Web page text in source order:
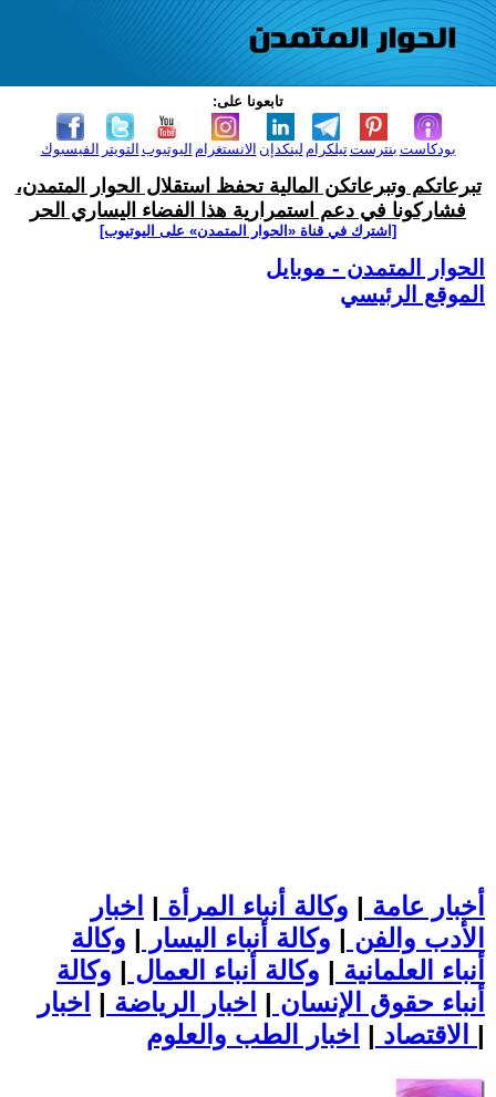
تابعونا على:
الفيسبوك التويتر اليوتيوب الانستغرام لينكدإن تيلكرامبنترست بودكاست
تبرعاتكم وتبرعاتكن المالية تحفظ استقلال الحوار المتمدن،
فشاركونا في دعم استمرارية هذا الفضاء اليساري الحر
[اشترك في قناة ‫«الحوار المتمدن» على اليوتيوب]
الحوار المتمدن - موبايل
الموقع الرئيسي
أخبار عامة | وكالة أنباء المرأة | اخبار
الأدب والفن | وكالة أنباء اليسار | وكالة
أنباء العلمانية | وكالة أنباء العمال | وكالة
أنباء حقوق الإنسان | اخبار الرياضة | اخبار
الاقتصاد | |